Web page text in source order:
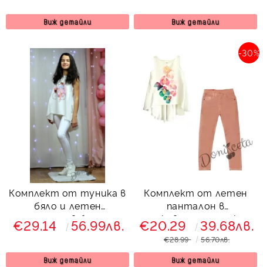
Виж детайли Виж детайли
Комплект от туника в
бяло и летен
панталон в бяло за
момиче
€29.14 56.99лв.
Виж детайли
Комплект от летен
панталон в
прасковено с туника с
орхидеи 535343
-30%
€20.29 39.68лв.
€28.99 56.70лв.
Виж детайли